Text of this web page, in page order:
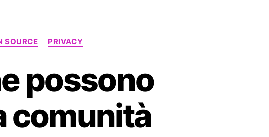
SOURCE PRIVACY
possono
comunità